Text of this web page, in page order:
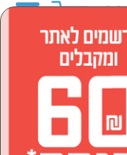
ארונות בגדים
ארונות הזזה (1)